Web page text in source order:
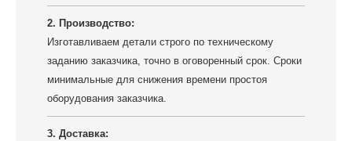
2. Производство:
Изготавливаем детали строго по техническому
заданию заказчика, точно в оговоренный срок. Сроки
минимальные для снижения времени простоя
оборудования заказчика.
3. Доставка: